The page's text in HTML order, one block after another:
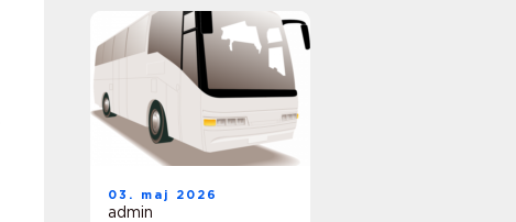
03. maj 2026
admin